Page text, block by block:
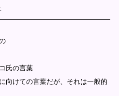
氏の言葉
向けての言葉だが、それは一般的